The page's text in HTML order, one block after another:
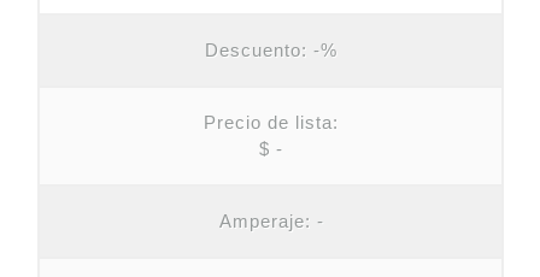
Descuento: -%
Precio de lista:
$ -
Amperaje: -